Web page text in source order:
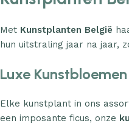
Met Kunstplanten België
hun uitstraling jaar na jaar,
Luxe
Elke kunstplant in ons
een imposante ficus, onze